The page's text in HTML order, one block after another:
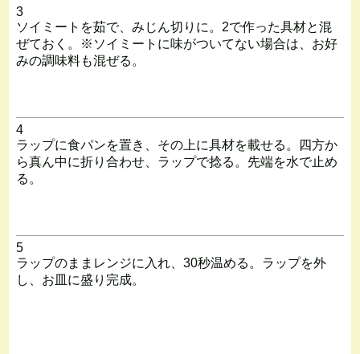
3
ソイミートを茹で、みじん切りに。2で作った具材と混
ぜておく。※ソイミートに味がついてない場合は、お好
みの調味料も混ぜる。
4
ラップに食パンを置き、その上に具材を載せる。四方か
ら真ん中に折り合わせ、ラップで捻る。先端を水で止め
る。
5
ラップのままレンジに入れ、30秒温める。ラップを外
し、お皿に盛り完成。